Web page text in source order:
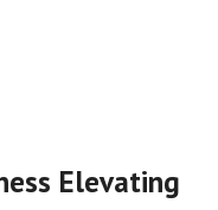
Elevating